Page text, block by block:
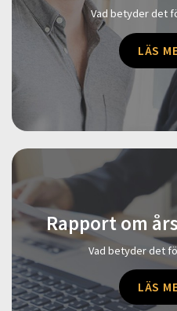
Vad betyder det
LÄS
Rapport om
Vad betyder det
LÄS